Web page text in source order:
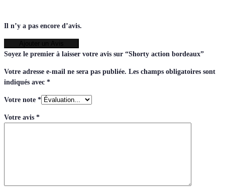
Il n’y a pas encore d’avis.
Soyez le premier à laisser votre avis sur “Shorty action bordeaux”
Votre adresse e-mail ne sera pas publiée. Les champs obligatoires sont
indiqués avec *
Votre note *
Votre avis *